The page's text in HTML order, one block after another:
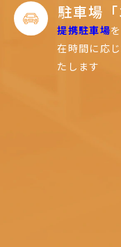
駐車場
提携駐車場
在時間に応
たします